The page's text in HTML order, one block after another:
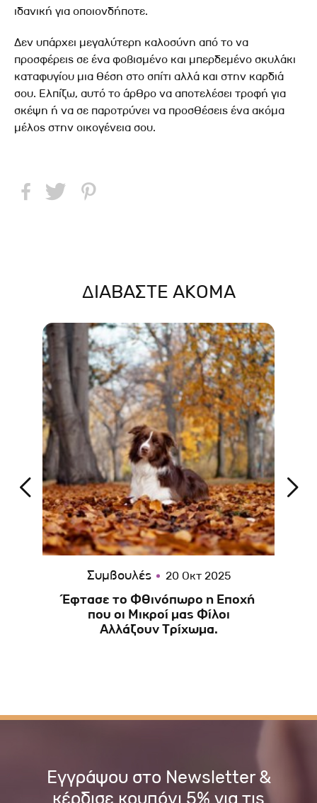
ιδανική για οποιονδήποτε.
Δεν υπάρχει μεγαλύτερη καλοσύνη από το να
προσφέρεις σε ένα φοβισμένο και μπερδεμένο σκυλάκι
καταφυγίου μια θέση στο σπίτι αλλά και στην καρδιά
σου. Ελπίζω, αυτό το άρθρο να αποτελέσει τροφή για
σκέψη ή να σε παροτρύνει να προσθέσεις ένα ακόμα
μέλος στην οικογένεια σου.
ΔΙΑΒΑΣΤΕ ΑΚΟΜΑ
Συμβουλές 20 Οκτ 2025
Έφτασε το Φθινόπωρο η Εποχή
που οι Μικροί μας Φίλοι
Αλλάζουν Τρίχωμα.
Εγγράψου στο Newsletter &
κέρδισε κουπόνι 5% για τις